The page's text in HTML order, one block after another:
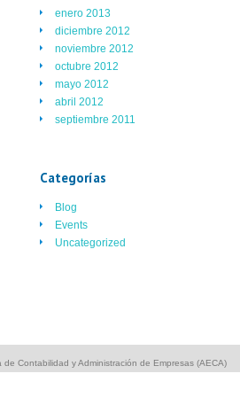
enero 2013
diciembre 2012
noviembre 2012
octubre 2012
mayo 2012
abril 2012
septiembre 2011
Categorías
Blog
Events
Uncategorized
Contabilidad y Administración de Empresas (AECA)